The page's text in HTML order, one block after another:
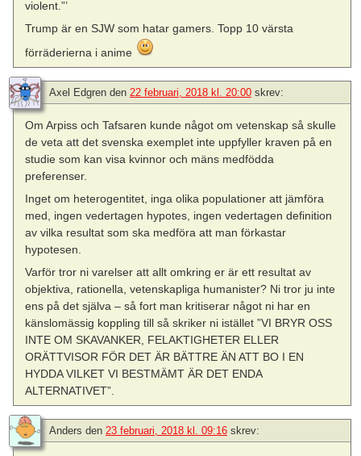
violent.”’
Trump är en SJW som hatar gamers. Topp 10 värsta
förräderierna i anime
Axel Edgren den 22 februari, 2018 kl. 20:00 skrev:
Om Arpiss och Tafsaren kunde något om vetenskap så skulle
de veta att det svenska exemplet inte uppfyller kraven på en
studie som kan visa kvinnor och mäns medfödda
preferenser.
Inget om heterogentitet, inga olika populationer att jämföra
med, ingen vedertagen hypotes, ingen vedertagen definition
av vilka resultat som ska medföra att man förkastar
hypotesen.
Varför tror ni varelser att allt omkring er är ett resultat av
objektiva, rationella, vetenskapliga humanister? Ni tror ju inte
ens på det själva – så fort man kritiserar något ni har en
känslomässig koppling till så skriker ni istället ”VI BRYR OSS
INTE OM SKAVANKER, FELAKTIGHETER ELLER
ORÄTTVISOR FÖR DET ÄR BÄTTRE ÄN ATT BO I EN
HYDDA VILKET VI BESTMÄMT ÄR DET ENDA
ALTERNATIVET”.
Anders den 23 februari, 2018 kl. 09:16 skrev: